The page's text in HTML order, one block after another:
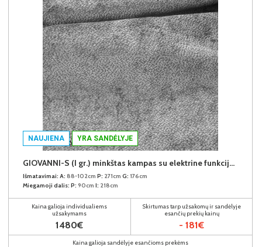
NAUJIENA YRA SANDĖLYJE
GIOVANNI-S (I gr.) minkštas kampas su elektrine funkcija (Aphrodite-21) D
Išmatavimai: A: 88-102cm P: 271cm G: 176cm
Miegamoji dalis: P: 90cm I: 218cm
Kaina galioja individualiems
užsakymams
1480€
Skirtumas tarp užsakomų ir sandėlyje
esančių prekių kainų
- 181€
Kaina galioja sandėlyje esančioms prekėms